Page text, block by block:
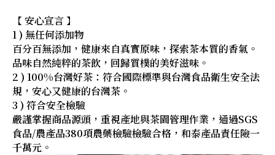
【 安心宣言 】
1 ) 無任何添加物
百分百無添加，健康來自真實原味，探索茶本質的香氣。
品味自然純粹的茶飲，回歸質樸的美好滋味。
2 ) 100%台灣好茶：符合國際標準與台灣食品衛生安全法
規，安心又健康的台灣茶。
3 ) 符合安全檢驗
嚴謹掌握商品源頭，重視產地與茶園管理作業，通過SGS
食品/農產品380項農藥檢驗檢驗合格，和泰產品責任險一
千萬元。